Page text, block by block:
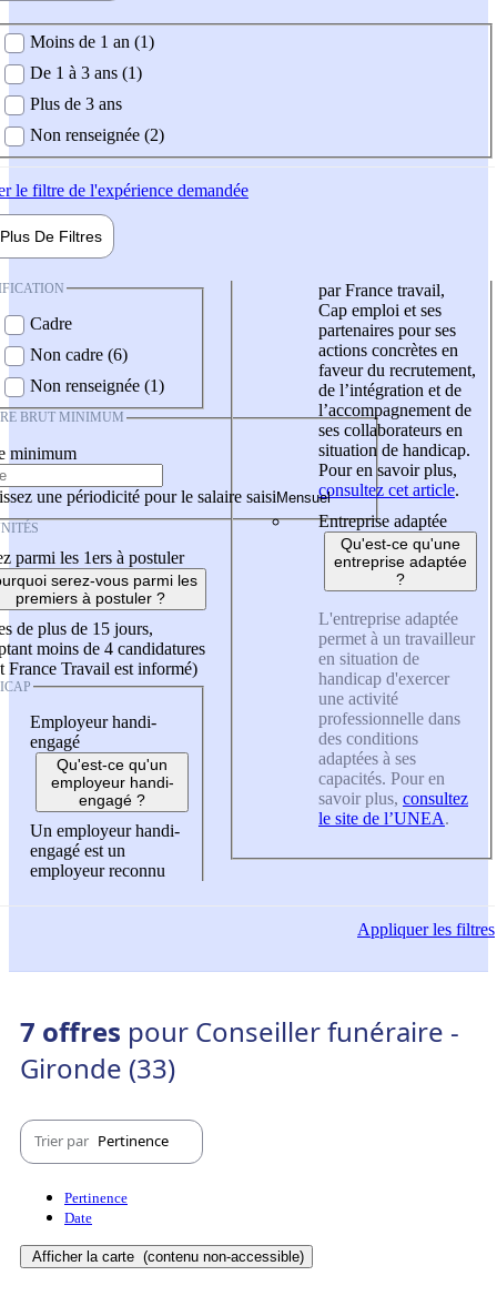
demandée
Moins de 1 an (1)
De 1 à 3 ans (1)
Plus de 3 ans
Non renseignée (2)
le filtre de l'expérience demandée
Plus De Filtres
Cadre
Non cadre (6)
Non renseignée (1)
BRUT MINIMUM
minimum
une périodicité pour le salaire saisi
parmi les 1ers à postuler
serez-vous parmi les
premiers à postuler ?
de plus de 15 jours,
moins de 4 candidatures
France Travail est informé)
Employeur handi-
engagé
Qu'est-ce qu'un
employeur handi-
engagé ?
Un employeur handi-
engagé est un
employeur reconnu
par France travail,
Cap emploi et ses
partenaires pour ses
actions concrètes en
faveur du recrutement,
de l’intégration et de
l’accompagnement de
ses collaborateurs en
situation de handicap.
Pour en savoir plus,
consultez cet article.
Entreprise adaptée
Qu'est-ce qu'une
entreprise adaptée
?
L'entreprise adaptée
permet à un travailleur
en situation de
handicap d'exercer
une activité
professionnelle dans
des conditions
adaptées à ses
capacités. Pour en
savoir plus, consultez
le site de l’UNEA.
Appliquerles filtres
7 offres pour Conseiller funéraire -
Gironde (33)
Trier par Pertinence
Pertinence
Date
Afficher la carte (contenu non-accessible)